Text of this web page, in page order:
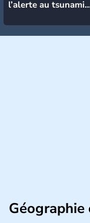
l’alerte au tsunami